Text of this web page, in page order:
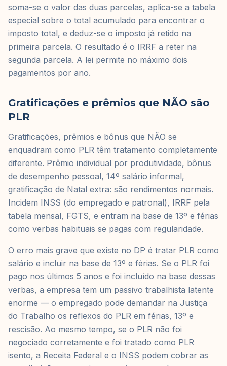
soma-se o valor das duas parcelas, aplica-se a tabela
especial sobre o total acumulado para encontrar o
imposto total, e deduz-se o imposto já retido na
primeira parcela. O resultado é o IRRF a reter na
segunda parcela. A lei permite no máximo dois
pagamentos por ano.
Gratificações e prêmios que NÃO são
PLR
Gratificações, prêmios e bônus que NÃO se
enquadram como PLR têm tratamento completamente
diferente. Prêmio individual por produtividade, bônus
de desempenho pessoal, 14º salário informal,
gratificação de Natal extra: são rendimentos normais.
Incidem INSS (do empregado e patronal), IRRF pela
tabela mensal, FGTS, e entram na base de 13º e férias
como verbas habituais se pagas com regularidade.
O erro mais grave que existe no DP é tratar PLR como
salário e incluir na base de 13º e férias. Se o PLR foi
pago nos últimos 5 anos e foi incluído na base dessas
verbas, a empresa tem um passivo trabalhista latente
enorme — o empregado pode demandar na Justiça
do Trabalho os reflexos do PLR em férias, 13º e
rescisão. Ao mesmo tempo, se o PLR não foi
negociado corretamente e foi tratado como PLR
isento, a Receita Federal e o INSS podem cobrar as